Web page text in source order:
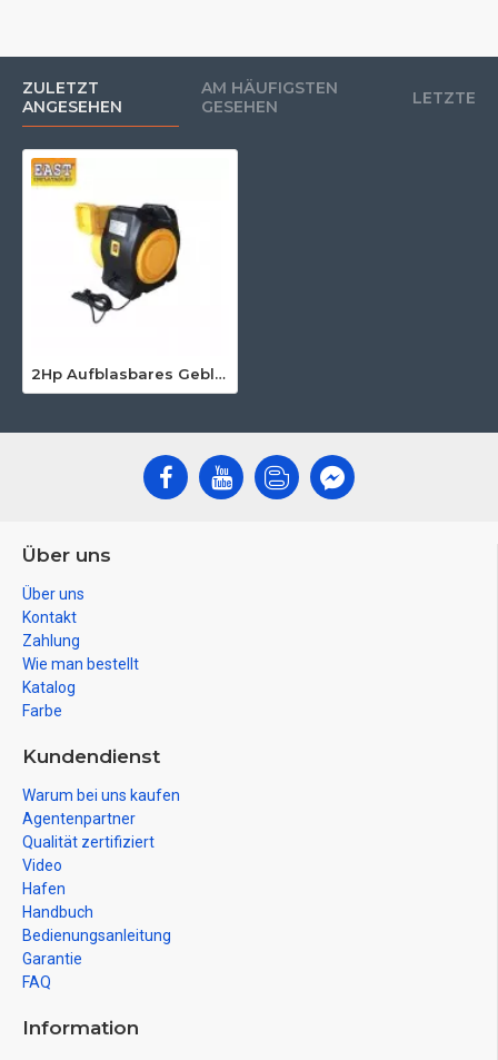
ZULETZT
ANGESEHEN
AM HÄUFIGSTEN
GESEHEN
LETZTE
2Hp Aufblasbares Gebläse 220V 1500W CE
Über uns
Über uns
Kontakt
Zahlung
Wie man bestellt
Katalog
Farbe
Kundendienst
Warum bei uns kaufen
Agentenpartner
Qualität zertifiziert
Video
Hafen
Handbuch
Bedienungsanleitung
Garantie
FAQ
Information